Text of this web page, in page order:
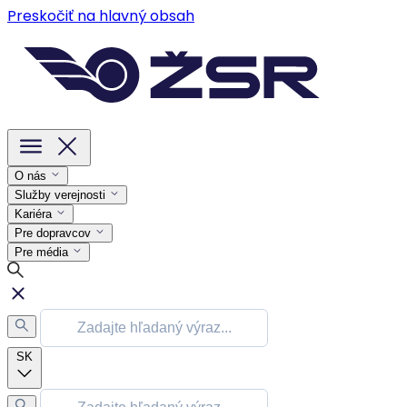
Preskočiť na hlavný obsah
O nás
Služby verejnosti
Kariéra
Pre dopravcov
Pre média
SK